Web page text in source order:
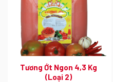
Tương Ớt Ngon 4,3 Kg
(Loại 2)